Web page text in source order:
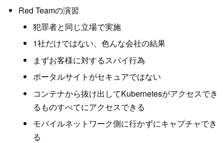
Red Teamの演習
犯罪者と同じ立場で実施
1社だけではない、色んな会社の結果
まずお客様に対するスパイ行為
ポータルサイトがセキュアではない
コンテナから抜け出してKubernetesがアクセスでき
るものすべてにアクセスできる
モバイルネットワーク側に行かずにキャプチャでき
る